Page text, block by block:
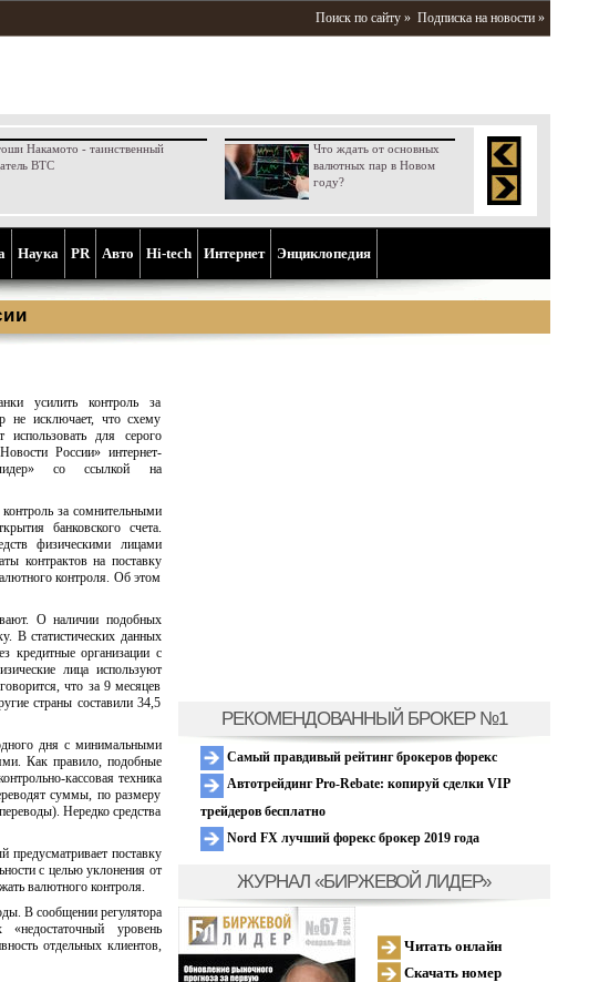
Поиск по сайту » Подписка на новости »
Накамото - таинственный
BTC
Что ждать от основных
валютных пар в Новом
году?
Наука PR Aвто Hi-tech Интернет Энциклопедия
усилить контроль за
не исключает, что схему
для серого
России» интернет-
со ссылкой на
за сомнительными
банковского счета.
физическими лицами
контрактов на поставку
контроля. Об этом
О наличии подобных
В статистических данных
кредитные организации с
лица используют
что за 9 месяцев
страны составили 34,5
дня с минимальными
Как правило, подобные
кассовая техника
суммы, по размеру
Нередко средства
поставку
с целью уклонения от
валютного контроля.
В сообщении регулятора
уровень
отдельных клиентов,
РЕКОМЕНДОВАННЫЙ БРОКЕР №1
Самый правдивый рейтинг брокеров форекс
Автотрейдинг Pro-Rebate: копируй сделки VIP
трейдеров бесплатно
Nord FX лучший форекс брокер 2019 года
ЖУРНАЛ «БИРЖЕВОЙ ЛИДЕР»
Читать онлайн
Скачать номер